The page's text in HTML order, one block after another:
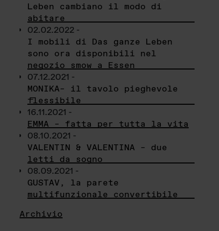
Leben cambiano il modo di
abitare
02.02.2022 -
I mobili di Das ganze Leben
sono ora disponibili nel
negozio smow a Essen
07.12.2021 -
MONIKA– il tavolo pieghevole
flessibile
16.11.2021 -
EMMA – fatta per tutta la vita
08.10.2021 -
VALENTIN & VALENTINA – due
letti da sogno
08.09.2021 -
GUSTAV, la parete
multifunzionale convertibile
Archivio